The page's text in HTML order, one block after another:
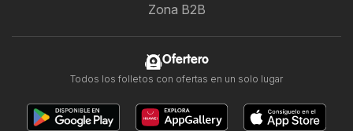
Zona B2B
Ofertero
Todos los folletos con ofertas en un solo lugar